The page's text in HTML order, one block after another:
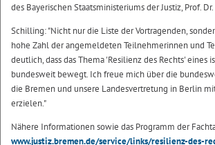
des Bayerischen Staatsministeriums der Justiz, Prof.
Schilling: "Nicht nur die Liste der Vortragenden,
hohe Zahl der angemeldeten Teilnehmerinnen und
deutlich, dass das Thema 'Resilienz des Rechts' eines
bundesweit bewegt. Ich freue mich über die
die Bremen und unsere Landesvertretung in Berlin
erzielen."
Nähere Informationen sowie das Programm der
www.justiz.bremen.de/service/links/resilienz-des-